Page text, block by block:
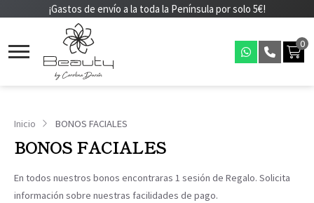
¡Gastos de envío a la toda la Península por solo 5€!
0
Inicio BONOS FACIALES
BONOS FACIALES
En todos nuestros bonos encontraras 1 sesión de Regalo. Solicita
información sobre nuestras facilidades de pago.